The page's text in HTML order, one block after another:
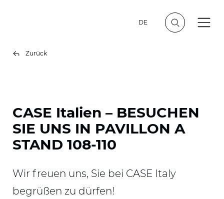
DE
Zurück
CASE Italien – BESUCHEN
SIE UNS IN PAVILLON A
STAND 108-110
Wir freuen uns, Sie bei CASE Italy
begrüßen zu dürfen!